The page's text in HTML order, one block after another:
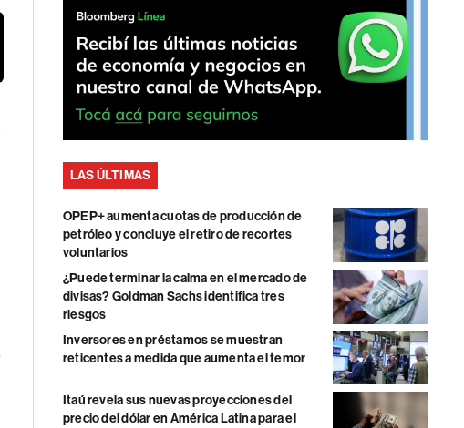
LAS ÚLTIMAS
OPEP+ aumenta cuotas de producción de
petróleo y concluye el retiro de recortes
voluntarios
¿Puede terminar la calma en el mercado de
divisas? Goldman Sachs identifica tres
riesgos
Inversores en préstamos se muestran
reticentes a medida que aumenta el temor
Itaú revela sus nuevas proyecciones del
precio del dólar en América Latina para el